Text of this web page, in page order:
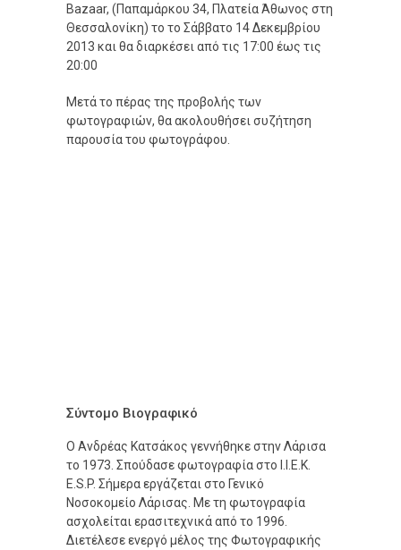
Bazaar, (Παπαμάρκου 34, Πλατεία Άθωνος στη
Θεσσαλονίκη) το το Σάββατο 14 Δεκεμβρίου
2013 και θα διαρκέσει από τις 17:00 έως τις
20:00
Μετά το πέρας της προβολής των
φωτογραφιών, θα ακολουθήσει συζήτηση
παρουσία του φωτογράφου.
Σύντομο Βιογραφικό
Ο Ανδρέας Κατσάκος γεννήθηκε στην Λάρισα
το 1973. Σπούδασε φωτογραφία στο Ι.Ι.Ε.Κ.
E.S.P. Σήμερα εργάζεται στο Γενικό
Νοσοκομείο Λάρισας. Με τη φωτογραφία
ασχολείται ερασιτεχνικά από το 1996.
Διετέλεσε ενεργό μέλος της Φωτογραφικής